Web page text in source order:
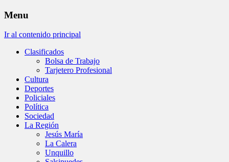
Menu
Ir al contenido principal
Clasificados
Bolsa de Trabajo
Tarjetero Profesional
Cultura
Deportes
Policiales
Política
Sociedad
La Región
Jesús María
La Calera
Unquillo